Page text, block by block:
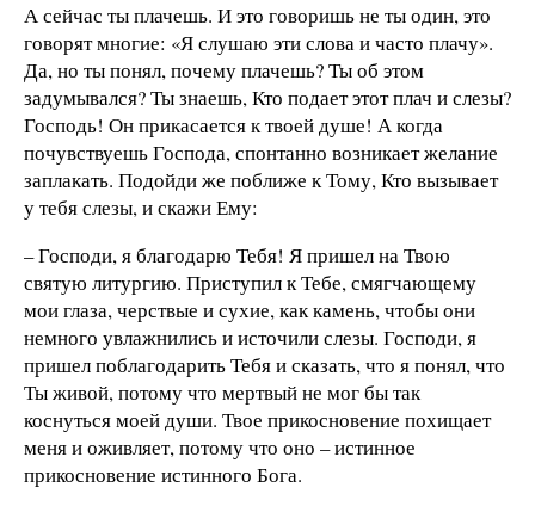
А сейчас ты плачешь. И это говоришь не ты один, это
говорят многие: «Я слушаю эти слова и часто плачу».
Да, но ты понял, почему плачешь? Ты об этом
задумывался? Ты знаешь, Кто подает этот плач и слезы?
Господь! Он прикасается к твоей душе! А когда
почувствуешь Господа, спонтанно возникает желание
заплакать. Подойди же поближе к Тому, Кто вызывает
у тебя слезы, и скажи Ему:
– Господи, я благодарю Тебя! Я пришел на Твою
святую литургию. Приступил к Тебе, смягчающему
мои глаза, черствые и сухие, как камень, чтобы они
немного увлажнились и источили слезы. Господи, я
пришел поблагодарить Тебя и сказать, что я понял, что
Ты живой, потому что мертвый не мог бы так
коснуться моей души. Твое прикосновение похищает
меня и оживляет, потому что оно – истинное
прикосновение истинного Бога.